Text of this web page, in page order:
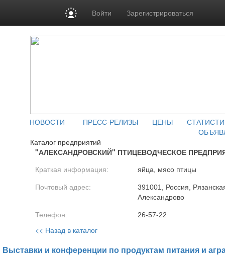
Войти Зарегистрироваться
НОВОСТИ ПРЕСС-РЕЛИЗЫ ЦЕНЫ
Каталог предприятий
"АЛЕКСАНДРОВСКИЙ" ПТИЦЕВОДЧЕСКОЕ
Краткая информация: яйца, мясо птицы
Почтовый адрес:
391001, Россия,
Александрово
Телефон: 26-57-22
<< Назад в каталог
Выставки и конференции по продуктам питания и